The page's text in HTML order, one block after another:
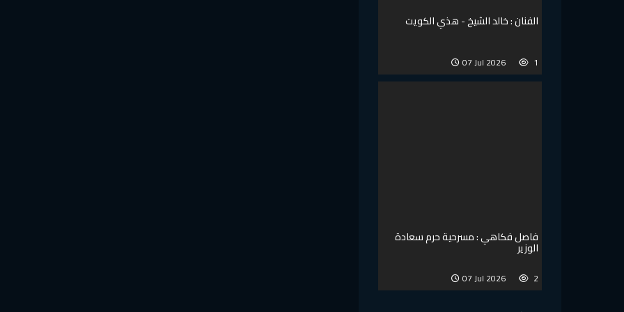
الفنان : خالد الشيخ - هذي الكويت
1
07 Jul 2026
فاصل فكاهي : مسرحية حرم سعادة
الوزير
2
07 Jul 2026